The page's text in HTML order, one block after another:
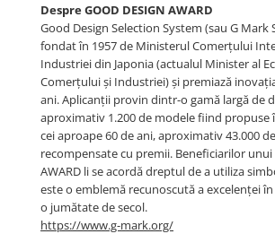
Despre GOOD DESIGN AWARD
Good Design Selection System (sau G Mark
fondat în 1957 de Ministerul Comerțului
Industriei din Japonia (actualul Minister al
Comerțului și Industriei) și premiază
ani. Aplicanții provin dintr-o gamă largă de
aproximativ 1.200 de modele fiind propuse
cei aproape 60 de ani, aproximativ 43.000
recompensate cu premii. Beneficiarilor unui
AWARD li se acordă dreptul de a utiliza
este o emblemă recunoscută a excelenței
o jumătate de secol.
https://www.g-mark.org/